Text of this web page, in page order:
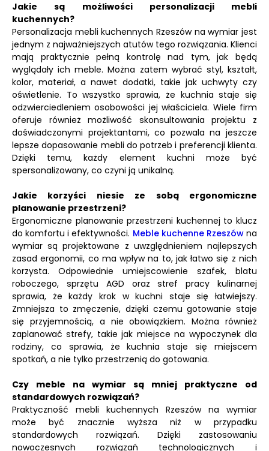
Jakie są możliwości personalizacji mebli
kuchennych?
Personalizacja mebli kuchennych Rzeszów na wymiar jest
jednym z najważniejszych atutów tego rozwiązania. Klienci
mają praktycznie pełną kontrolę nad tym, jak będą
wyglądały ich meble. Można zatem wybrać styl, kształt,
kolor, materiał, a nawet dodatki, takie jak uchwyty czy
oświetlenie. To wszystko sprawia, że kuchnia staje się
odzwierciedleniem osobowości jej właściciela. Wiele firm
oferuje również możliwość skonsultowania projektu z
doświadczonymi projektantami, co pozwala na jeszcze
lepsze dopasowanie mebli do potrzeb i preferencji klienta.
Dzięki temu, każdy element kuchni może być
spersonalizowany, co czyni ją unikalną.
Jakie korzyści niesie ze sobą ergonomiczne
planowanie przestrzeni?
Ergonomiczne planowanie przestrzeni kuchennej to klucz
do komfortu i efektywności. Meble kuchenne Rzeszówna
wymiar są projektowane z uwzględnieniem najlepszych
zasad ergonomii, co ma wpływ na to, jak łatwo się z nich
korzysta. Odpowiednie umiejscowienie szafek, blatu
roboczego, sprzętu AGD oraz stref pracy kulinarnej
sprawia, że każdy krok w kuchni staje się łatwiejszy.
Zmniejsza to zmęczenie, dzięki czemu gotowanie staje
się przyjemnością, a nie obowiązkiem. Można również
zaplanować strefy, takie jak miejsce na wypoczynek dla
rodziny, co sprawia, że kuchnia staje się miejscem
spotkań, a nie tylko przestrzenią do gotowania.
Czy meble na wymiar są mniej praktyczne od
standardowych rozwiązań?
Praktyczność mebli kuchennych Rzeszów na wymiar
może być znacznie wyższa niż w przypadku
standardowych rozwiązań. Dzięki zastosowaniu
nowoczesnych rozwiązań technologicznych i